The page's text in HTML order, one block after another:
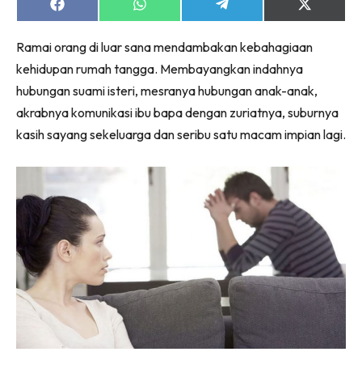
Share
on
Share
on
Share
on
Share
on
(Twitter)
Ramai orang di luar sana mendambakan kebahagiaan
kehidupan rumah tangga. Membayangkan indahnya
hubungan suami isteri, mesranya hubungan anak-anak,
akrabnya komunikasi ibu bapa dengan zuriatnya, suburnya
kasih sayang sekeluarga dan seribu satu macam impian lagi.